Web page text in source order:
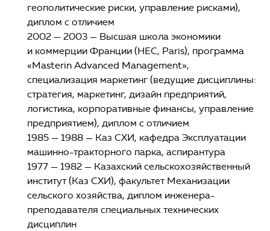
геополитические риски, управление рисками),
диплом с отличием
2002 — 2003 — Высшая школа экономики
и коммерции Франции (НЕС, Paris), программа
«Masterin Advanced Management»,
специализация маркетинг (ведущие дисциплины:
стратегия, маркетинг, дизайн предприятий,
логистика, корпоративные финансы, управление
предприятием), диплом с отличием
1985 — 1988 — Каз СХИ, кафедра Эксплуатации
машинно-тракторного парка, аспирантура
1977 — 1982 — Казахский сельскохозяйственный
институт (Каз СХИ), факультет Механизации
сельского хозяйства, диплом инженера-
преподавателя специальных технических
дисциплин